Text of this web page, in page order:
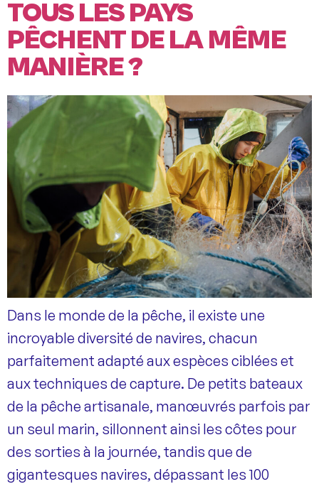
TOUS LES PAYS
PÊCHENT DE LA MÊME
MANIÈRE ?
Dans le monde de la pêche, il existe une
incroyable diversité de navires, chacun
parfaitement adapté aux espèces ciblées et
aux techniques de capture. De petits bateaux
de la pêche artisanale, manœuvrés parfois par
un seul marin, sillonnent ainsi les côtes pour
des sorties à la journée, tandis que de
gigantesques navires, dépassant les 100